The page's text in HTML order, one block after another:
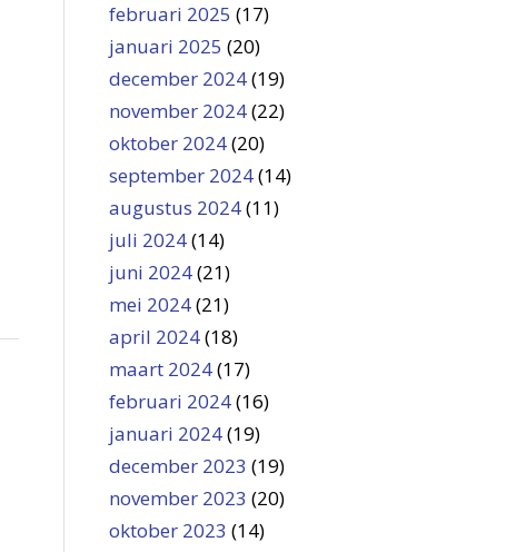
februari 2025 (17)
januari 2025 (20)
december 2024(19)
november 2024(22)
oktober 2024(20)
september 2024(14)
augustus 2024(11)
juli 2024(14)
juni 2024(21)
mei 2024(21)
april 2024(18)
maart 2024(17)
februari 2024(16)
januari 2024(19)
december 2023 (19)
november 2023 (20)
oktober 2023 (14)